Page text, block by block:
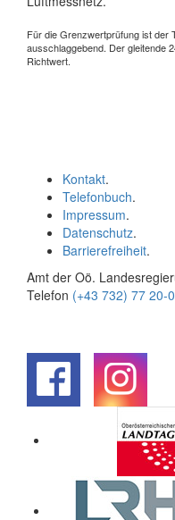
Für die Grenzwertprüfung ist der
ausschlaggebend. Der gleitende
Richtwert.
Kontakt.
Telefonbuch.
Impressum.
Datenschutz.
Barrierefreiheit.
Amt der Oö.
Telefon (+43 732) 77 20-0